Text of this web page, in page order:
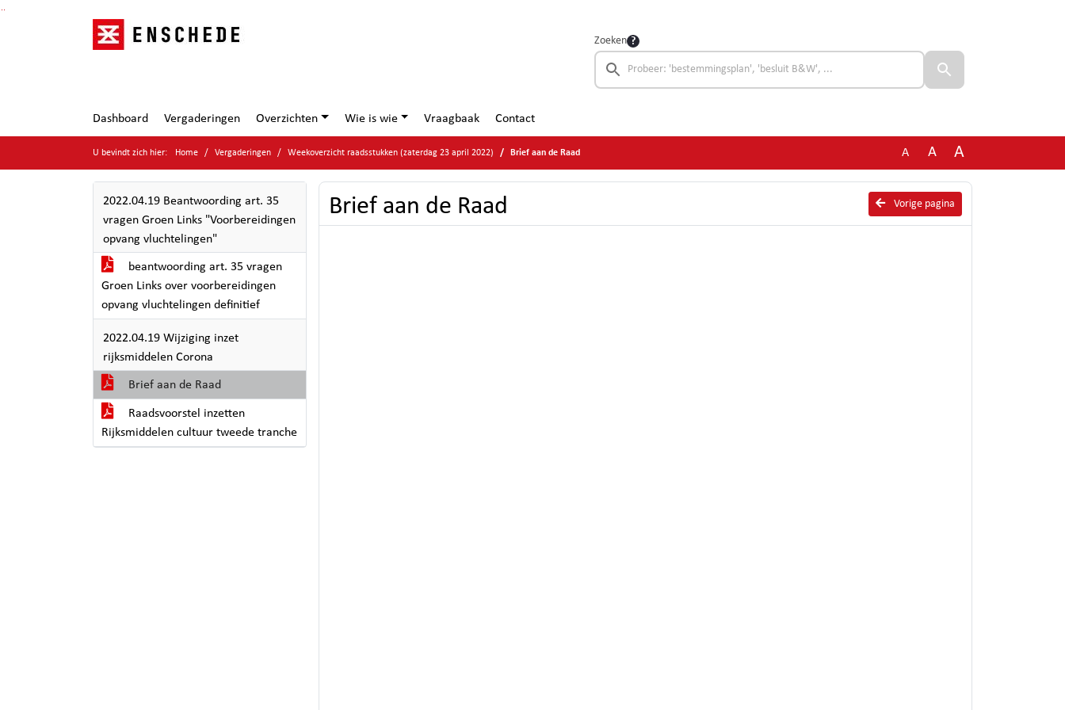
Ga naar de inhoud van deze pagina
Ga naar het zoeken
Ga naar het menu
Zoeken
Dashboard Vergaderingen Overzichten Wie is wie Vraagbaak Contact
U bevindt zich hier: Home Vergaderingen Weekoverzicht raadsstukken (zaterdag 23 april 2022) Brief aan de Raad A A A
2022.04.19 Beantwoording art. 35
vragen Groen Links "Voorbereidingen
opvang vluchtelingen"
beantwoording art. 35 vragen
Groen Links over voorbereidingen
opvang vluchtelingen definitief
2022.04.19 Wijziging inzet
rijksmiddelen Corona
Brief aan de Raad
Raadsvoorstel inzetten
Rijksmiddelen cultuur tweede tranche
Vorige pagina
Brief aan de Raad